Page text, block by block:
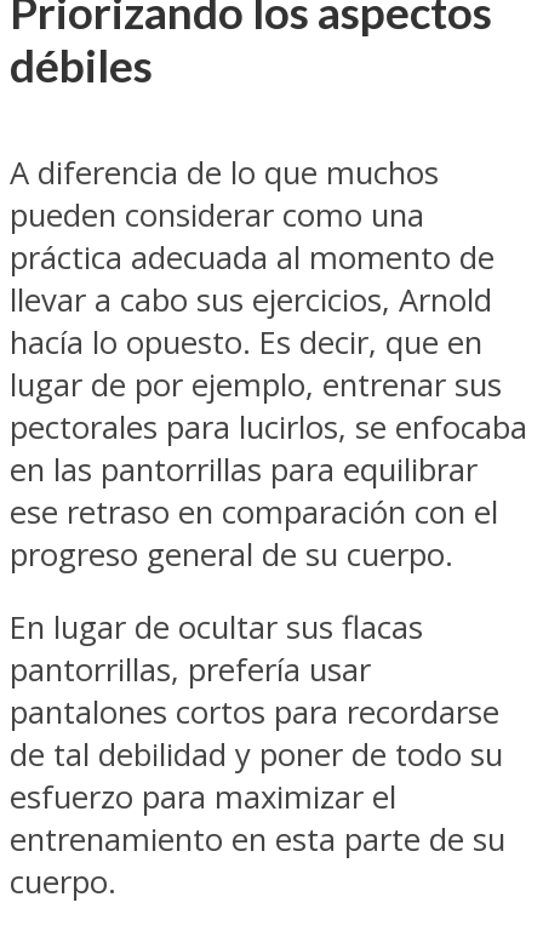
Priorizando los aspectos
débiles
A diferencia de lo que muchos
pueden considerar como una
práctica adecuada al momento de
llevar a cabo sus ejercicios, Arnold
hacía lo opuesto. Es decir, que en
lugar de por ejemplo, entrenar sus
pectorales para lucirlos, se enfocaba
en las pantorrillas para equilibrar
ese retraso en comparación con el
progreso general de su cuerpo.
En lugar de ocultar sus flacas
pantorrillas, prefería usar
pantalones cortos para recordarse
de tal debilidad y poner de todo su
esfuerzo para maximizar el
entrenamiento en esta parte de su
cuerpo.